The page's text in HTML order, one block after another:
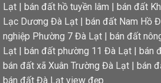
Lạt | bán đất hồ tuyền lâm | bán đất
Lạc Dương Đà Lạt | bán đất Nam Hồ
nghiệp Phường 7 Đà Lạt | bán đất
Lạt | bán đất phường 11 Đà Lạt | bán
bán đất xã Xuân Trường Đà Lạt | bán
bán đất Đà Lạt view đẹp